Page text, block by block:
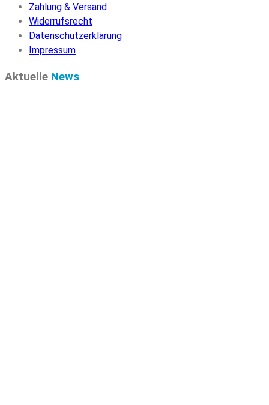
Zahlung & Versand
Widerrufsrecht
Datenschutzerklärung
Impressum
Aktuelle News